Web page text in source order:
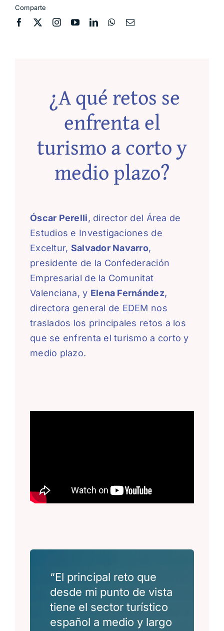
Comparte
¿A qué retos se
enfrenta el
turismo a corto y
medio plazo?
Óscar Perelli, director del Área de
Estudios e Investigaciones de
Exceltur, Salvador Navarro,
presidente de la Confederación
Empresarial de la Comunitat
Valenciana, y Elena Fernández,
directora general de EDEM nos
traslados los principales retos a los
que se enfrenta el turismo a corto y
medio plazo.
“El principal reto que
desde mi punto de vista
tiene el sector turístico
español a medio y largo